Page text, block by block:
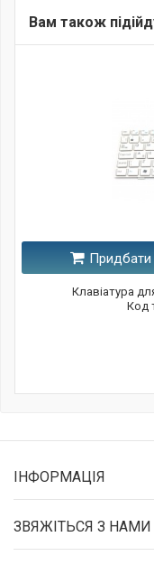
Вам також
Придбати
Клавіатура
Код
ІНФОРМАЦІЯ
ЗВЯЖІТЬСЯ З НАМИ